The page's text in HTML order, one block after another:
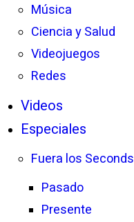
Música
Ciencia y Salud
Videojuegos
Redes
Videos
Especiales
Fuera los Seconds
Pasado
Presente